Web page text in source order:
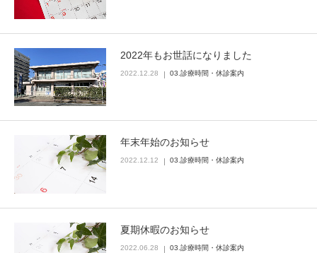
2022年もお世話になりました
2022.12.28 03.診療時間・休診案内
年末年始のお知らせ
2022.12.12 03.診療時間・休診案内
夏期休暇のお知らせ
2022.06.28 03.診療時間・休診案内